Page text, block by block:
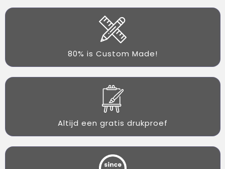
80% is Custom Made!
Altijd een gratis drukproef